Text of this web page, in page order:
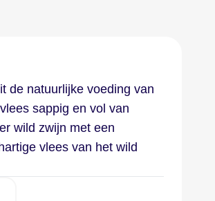
de natuurlijke voeding van
sappig en vol van
wild zwijn met een
vlees van het wild